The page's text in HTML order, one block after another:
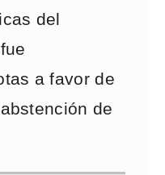
del
a favor de
de